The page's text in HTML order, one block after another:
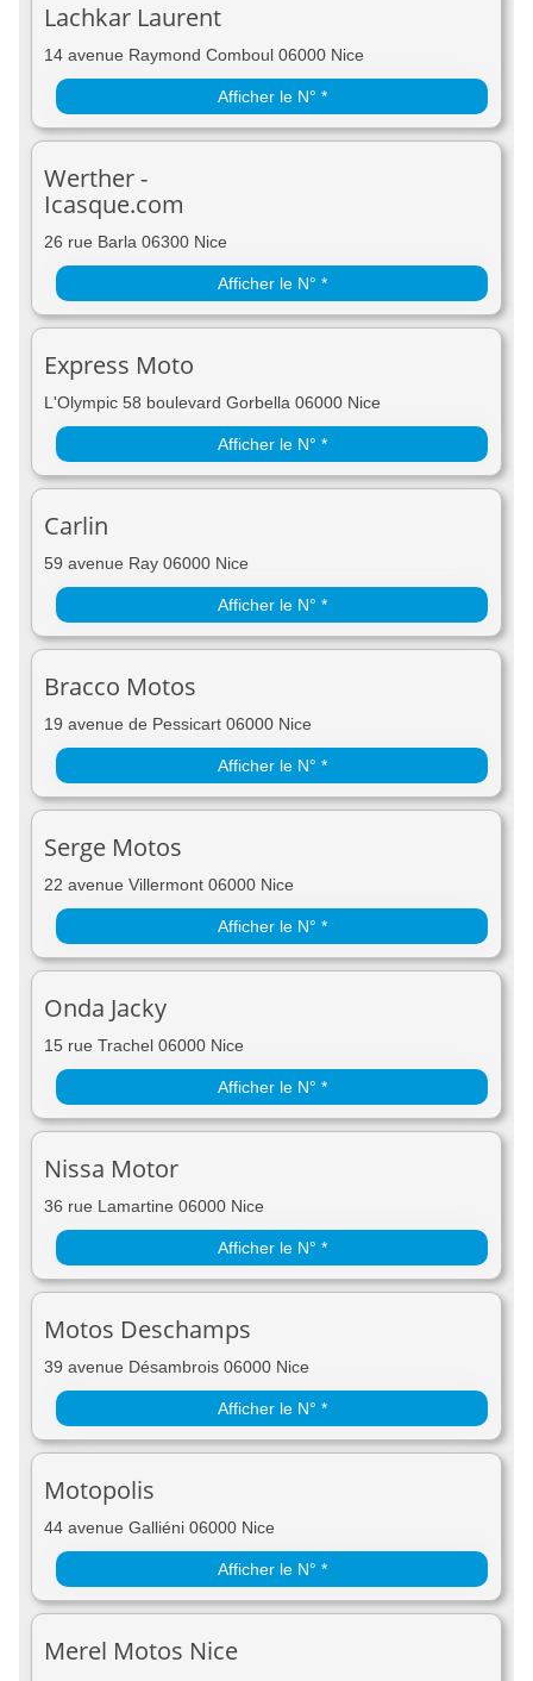
Lachkar Laurent
14 avenue Raymond Comboul 06000 Nice
Afficher le N° *
Werther -
Icasque.com
26 rue Barla 06300 Nice
Afficher le N° *
Express Moto
L'Olympic 58 boulevard Gorbella 06000 Nice
Afficher le N° *
Carlin
59 avenue Ray 06000 Nice
Afficher le N° *
Bracco Motos
19 avenue de Pessicart 06000 Nice
Afficher le N° *
Serge Motos
22 avenue Villermont 06000 Nice
Afficher le N° *
Onda Jacky
15 rue Trachel 06000 Nice
Afficher le N° *
Nissa Motor
36 rue Lamartine 06000 Nice
Afficher le N° *
Motos Deschamps
39 avenue Désambrois 06000 Nice
Afficher le N° *
Motopolis
44 avenue Galliéni 06000 Nice
Afficher le N° *
Merel Motos Nice